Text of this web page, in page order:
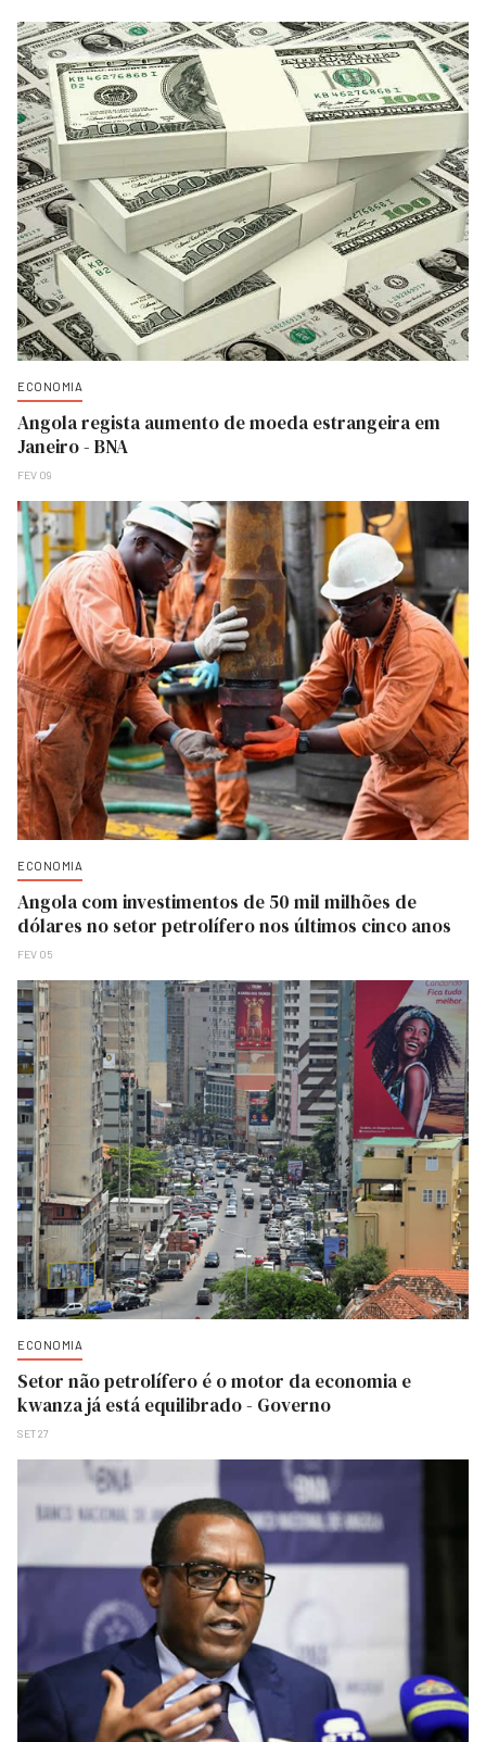
ECONOMIA
Angola regista aumento de moeda estrangeira em
Janeiro - BNA
FEV 09
ECONOMIA
Angola com investimentos de 50 mil milhões de
dólares no setor petrolífero nos últimos cinco anos
FEV 05
ECONOMIA
Setor não petrolífero é o motor da economia e
kwanza já está equilibrado - Governo
SET 27